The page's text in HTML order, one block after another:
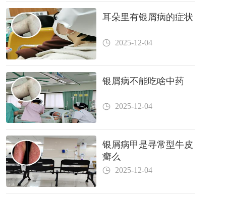
耳朵里有银屑病的症状
2025-12-04
银屑病不能吃啥中药
2025-12-04
银屑病甲是寻常型牛皮
癣么
2025-12-04